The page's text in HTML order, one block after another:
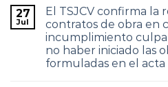
27
Jul
El TSJCV confirma la
contratos de obra en
incumplimiento
no haber iniciado las
formuladas en el